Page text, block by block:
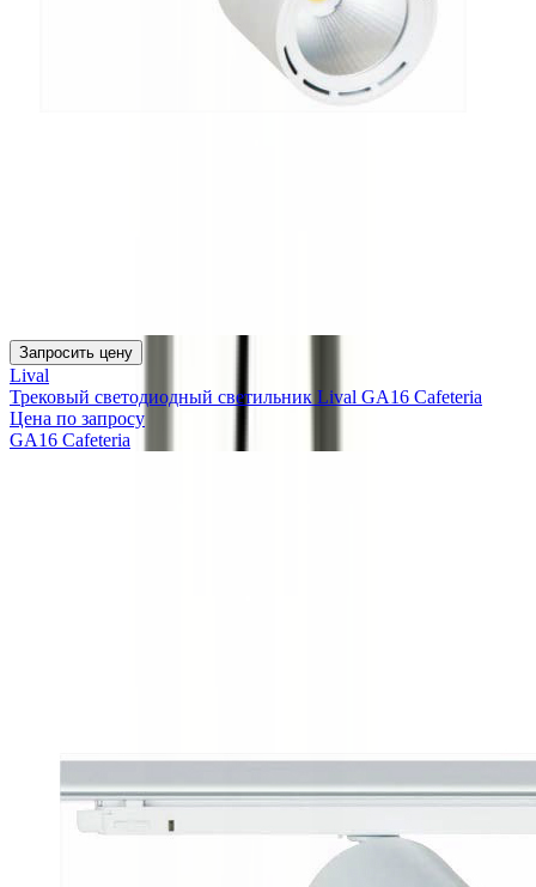
Запросить цену
Lival
Трековый светодиодный светильник Lival GA16 Cafeteria
Цена по запросу
GA16 Cafeteria